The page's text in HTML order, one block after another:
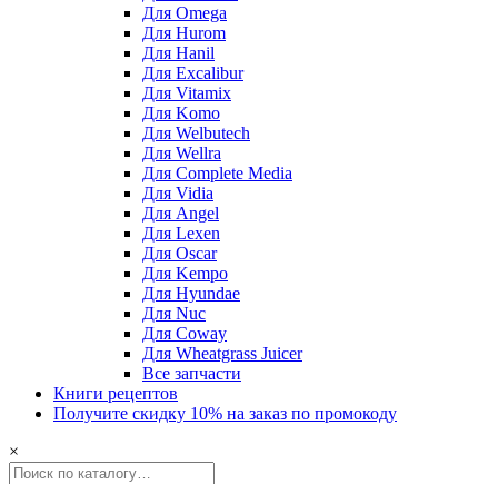
Для Omega
Для Hurom
Для Hanil
Для Excalibur
Для Vitamix
Для Komo
Для Welbutech
Для Wellra
Для Complete Media
Для Vidia
Для Angel
Для Lexen
Для Oscar
Для Kempo
Для Hyundae
Для Nuc
Для Coway
Для Wheatgrass Juicer
Все запчасти
Книги рецептов
Получите скидку 10% на заказ по промокоду
×